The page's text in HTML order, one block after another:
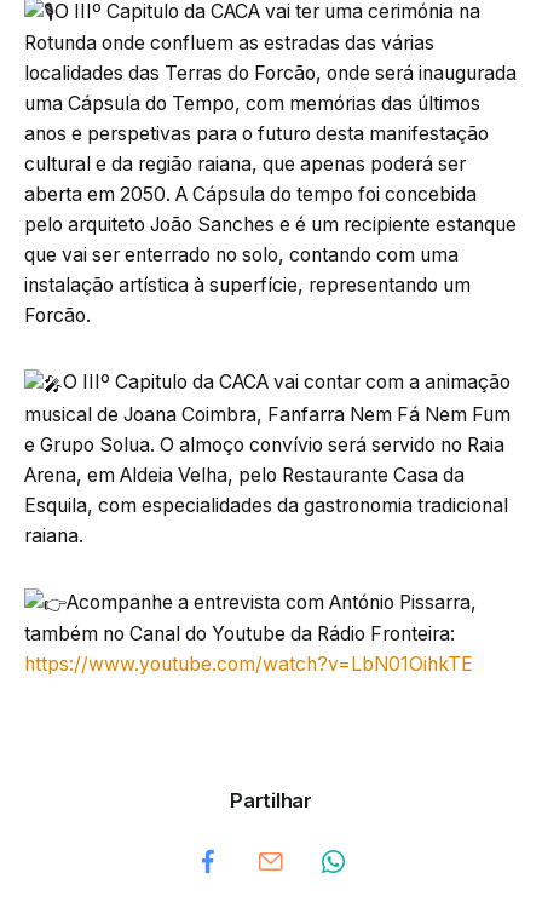
O IIIº Capitulo da CACA vai ter uma cerimónia na
Rotunda onde confluem as estradas das várias
localidades das Terras do Forcão, onde será inaugurada
uma Cápsula do Tempo, com memórias das últimos
anos e perspetivas para o futuro desta manifestação
cultural e da região raiana, que apenas poderá ser
aberta em 2050. A Cápsula do tempo foi concebida
pelo arquiteto João Sanches e é um recipiente estanque
que vai ser enterrado no solo, contando com uma
instalação artística à superfície, representando um
Forcão.
O IIIº Capitulo da CACA vai contar com a animação
musical de Joana Coimbra, Fanfarra Nem Fá Nem Fum
e Grupo Solua. O almoço convívio será servido no Raia
Arena, em Aldeia Velha, pelo Restaurante Casa da
Esquila, com especialidades da gastronomia tradicional
raiana.
Acompanhe a entrevista com António Pissarra,
também no Canal do Youtube da Rádio Fronteira:
https://www.youtube.com/watch?v=LbN01OihkTE
Partilhar